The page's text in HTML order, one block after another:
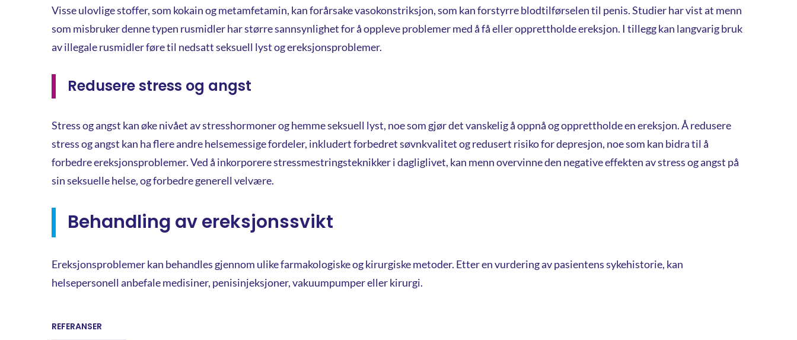
Visse ulovlige stoffer, som kokain og metamfetamin, kan forårsake vasokonstriksjon, som kan forstyrre blodtilførselen til penis. Studier har vist at menn
som misbruker denne typen rusmidler har større sannsynlighet for å oppleve problemer med å få eller opprettholde ereksjon. I tillegg kan langvarig bruk
av illegale rusmidler føre til nedsatt seksuell lyst og ereksjonsproblemer.
Redusere stress og angst
Stress og angst kan øke nivået av stresshormoner og hemme seksuell lyst, noe som gjør det vanskelig å oppnå og opprettholde en ereksjon. Å redusere
stress og angst kan ha flere andre helsemessige fordeler, inkludert forbedret søvnkvalitet og redusert risiko for depresjon, noe som kan bidra til å
forbedre ereksjonsproblemer. Ved å inkorporere stressmestringsteknikker i dagliglivet, kan menn overvinne den negative effekten av stress og angst på
sin seksuelle helse, og forbedre generell velvære.
Behandling av ereksjonssvikt
Ereksjonsproblemer kan behandles gjennom ulike farmakologiske og kirurgiske metoder. Etter en vurdering av pasientens sykehistorie, kan
helsepersonell anbefale medisiner, penisinjeksjoner, vakuumpumper eller kirurgi.
REFERANSER